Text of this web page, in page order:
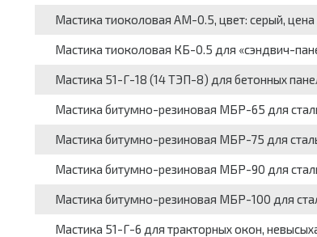
Мастика тиоколовая АМ-0.5, цвет: серый, цена
Мастика тиоколовая КБ-0.5 для «сэндвич-
Мастика 51-Г-18 (14 ТЭП-8) для бе­тонных
Мастика битумно-резиновая МБР-65 для
Мастика битумно-резиновая МБР-75 для
Мастика битумно-резиновая МБР-90 для
Мастика битумно-резиновая МБР-100 для
Мастика 51-Г-6 для тракторных окон,